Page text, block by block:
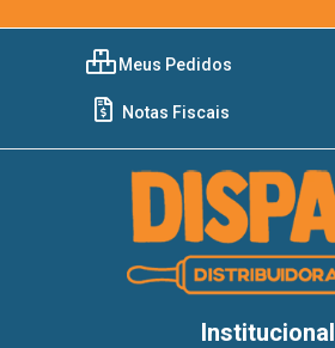
Meus Pedidos
Notas Fiscais
Institucional